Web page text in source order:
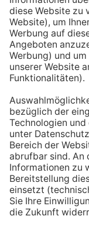
durchführen
Tipp #3: Vor
ein Glas
Dadurch
einer Mahlzeit
Produktion von
das Trinken
Tipp #4:
Wenn dir der
nicht reichen
einfachen Mitteln